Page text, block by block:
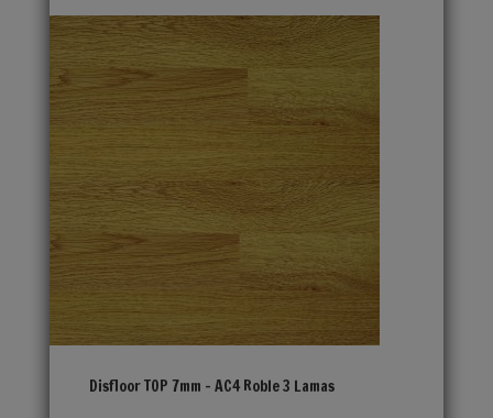
Disfloor TOP 7mm – AC4 Roble 3 Lamas